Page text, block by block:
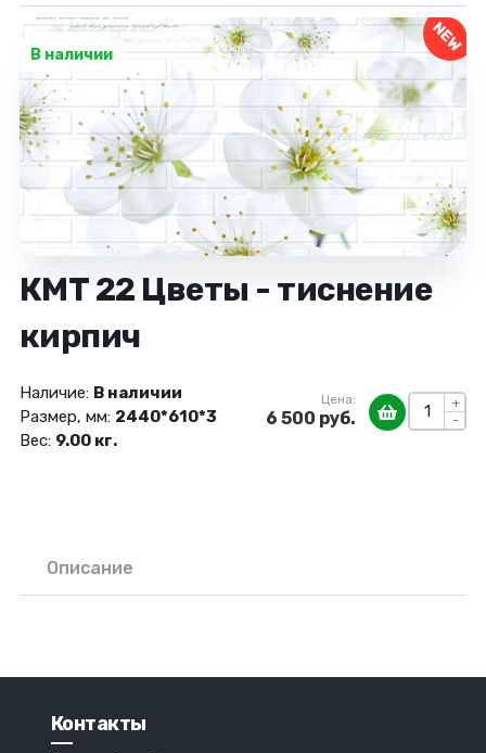
В наличии NEW
КМТ 22 Цветы - тиснение
кирпич
+
-
Цена:
6 500 руб.
Наличие: В наличии
Размер, мм: 2440*610*3
Вес: 9.00 кг.
Описание
Контакты